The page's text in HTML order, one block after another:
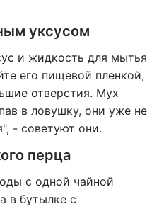
уксусом
и жидкость для мытья
его пищевой пленкой,
отверстия. Мух
в ловушку, они уже не
- советуют они.
перца
с одной чайной
в бутылке с